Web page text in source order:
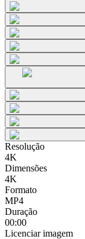
Resolução
4K
Dimensões
4K
Formato
MP4
Duração
00:00
Licenciar imagem